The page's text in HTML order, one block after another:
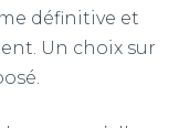
définitive et
Un choix sur